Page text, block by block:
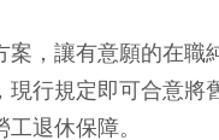
，讓有意願的在職
行規定即可合意將
退休保障。